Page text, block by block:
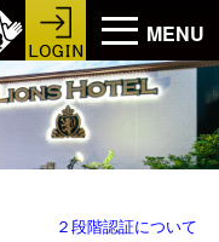
MENU
２段階認証について